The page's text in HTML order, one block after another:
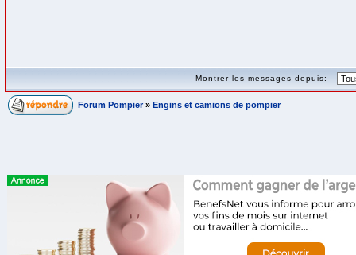
Montrer les messages depuis:
Forum Pompier » Engins et camions de pompier